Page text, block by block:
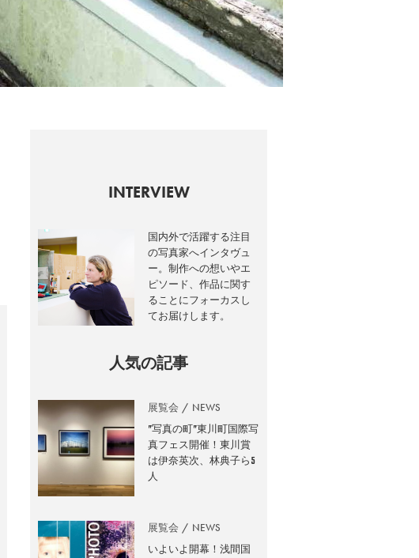
INTERVIEW
国内外で活躍する注目
の写真家へインタヴュ
ー。制作への想いやエ
ピソード、作品に関す
ることにフォーカスし
てお届けします。
人気の記事
展覧会 NEWS
”写真の町”東川町国際写
真フェス開催！東川賞
は伊奈英次、林典子ら5
人
展覧会 NEWS
いよいよ開幕！浅間国